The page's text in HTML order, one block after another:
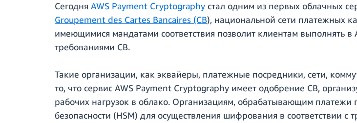
Сегодня AWS Payment Cryptography стал одним из первых облачных
Groupement des Cartes Bancaires (CB), национальной сети платежных
имеющимися мандатами соответствия позволит клиентам выполнять в
требованиями CB.
Такие организации, как эквайеры, платежные посредники, сети,
то, что сервис AWS Payment Cryptography имеет одобрение CB,
рабочих нагрузок в облако. Организациям, обрабатывающим
безопасности (HSM) для осуществления шифрования в соответствии